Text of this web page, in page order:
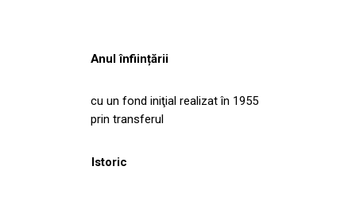
Anul înființării
cu un fond iniţial realizat în 1955
prin transferul
Istoric